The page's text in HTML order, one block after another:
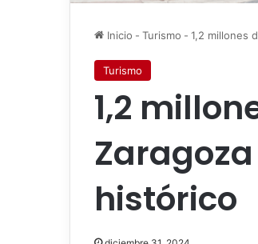
Inicio - Turismo - 1,2 millones
Turismo
1,2
histórico